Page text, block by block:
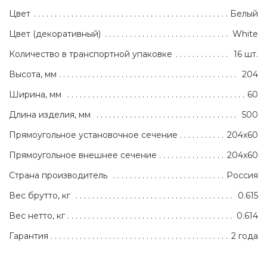
Цвет
Белый
Цвет (декоративный)
White
Количество в транспортной упаковке
16 шт.
Высота, мм
204
Ширина, мм
60
Длина изделия, мм
500
Прямоугольное установочное сечение
204х60
Прямоугольное внешнее сечение
204х60
Страна производитель
Россия
Вес брутто, кг
0.615
Вес нетто, кг
0.614
Гарантия
2 года